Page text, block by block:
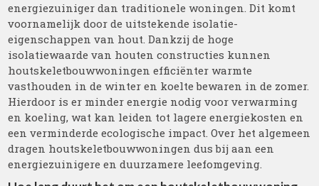
energiezuiniger dan traditionele woningen. Dit komt
voornamelijk door de uitstekende isolatie-
eigenschappen van hout. Dankzij de hoge
isolatiewaarde van houten constructies kunnen
houtskeletbouwwoningen efficiënter warmte
vasthouden in de winter en koelte bewaren in de zomer.
Hierdoor is er minder energie nodig voor verwarming
en koeling, wat kan leiden tot lagere energiekosten en
een verminderde ecologische impact. Over het algemeen
dragen houtskeletbouwwoningen dus bij aan een
energiezuinigere en duurzamere leefomgeving.